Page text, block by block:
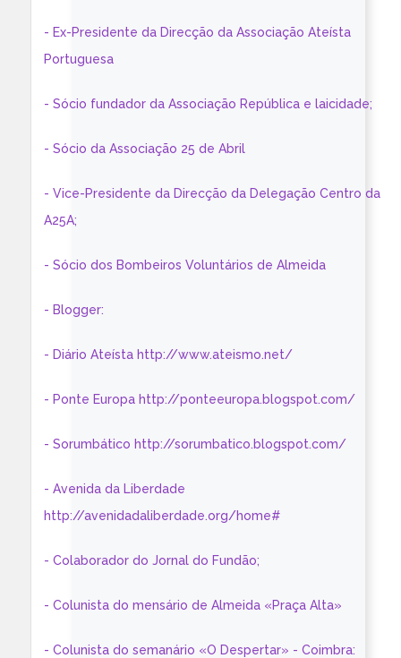
- Ex-Presidente da Direcção da Associação Ateísta
Portuguesa
- Sócio fundador da Associação República e laicidade;
- Sócio da Associação 25 de Abril
- Vice-Presidente da Direcção da Delegação Centro da
A25A;
- Sócio dos Bombeiros Voluntários de Almeida
- Blogger:
- Diário Ateísta http://www.ateismo.net/
- Ponte Europa http://ponteeuropa.blogspot.com/
- Sorumbático http://sorumbatico.blogspot.com/
- Avenida da Liberdade
http://avenidadaliberdade.org/home#
- Colaborador do Jornal do Fundão;
- Colunista do mensário de Almeida «Praça Alta»
- Colunista do semanário «O Despertar» - Coimbra: